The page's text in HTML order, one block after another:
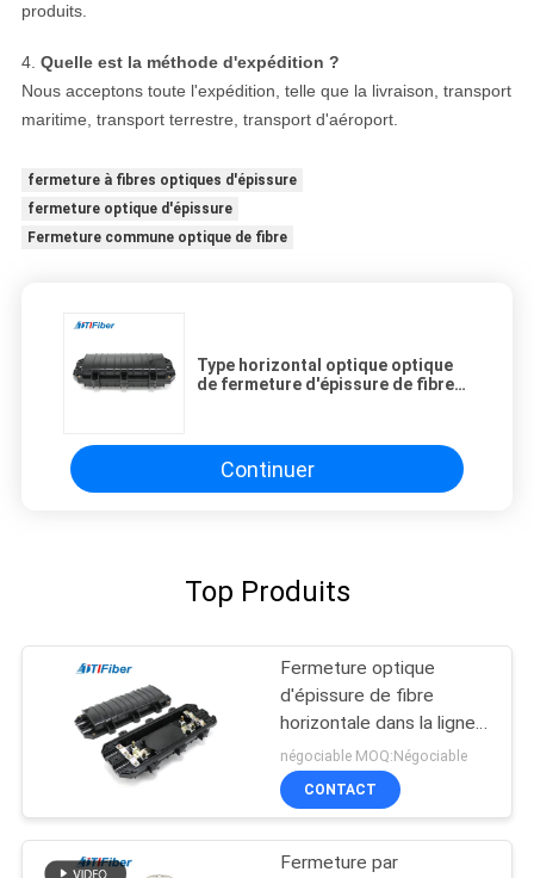
produits.
4. Quelle est la méthode d'expédition ?
Nous acceptons toute l'expédition, telle que la livraison, transport
maritime, transport terrestre, transport d'aéroport.
fermeture à fibres optiques d'épissure
fermeture optique d'épissure
Fermeture commune optique de fibre
Type horizontal optique optique
de fermeture d'épissure de fibre
Continuer
Top Produits
Fermeture optique
d'épissure de fibre
horizontale dans la ligne
type
négociable MOQ:Négociable
CONTACT
Fermeture par